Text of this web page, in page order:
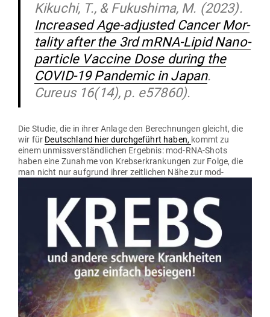
Kikuchi, T., & Fuku­shima, M. (2023).
Increased Age-adjusted Cancer Mor­
tality after the 3rd mRNA-Lipid Nano­
par­ticle Vaccine Dose during the
COVID-19 Pan­demic in Japan.
Cureus 16(14), p. e57860).
Die Studie, die in ihrer Anlage den Berech­nungen gleicht, die
wir für Deutschland hier durch­ge­führt haben, kommt zu
einem unmiss­ver­ständ­lichen Ergebnis: mod-RNA-Shots
haben eine Zunahme von Krebs­er­kran­kungen zur Folge, die
man nicht nur auf­grund ihrer zeit­lichen Nähe zur mod-